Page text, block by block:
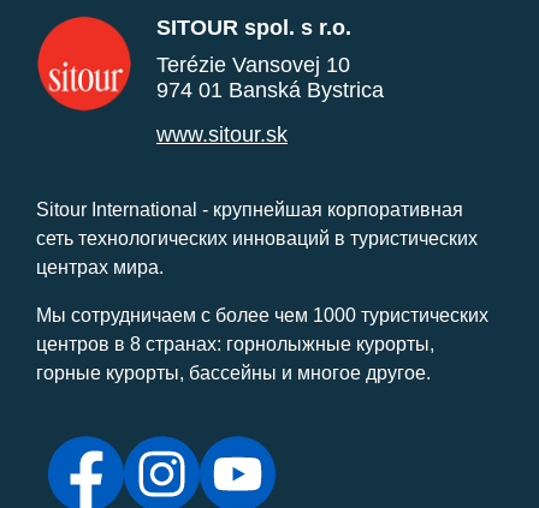
SITOUR spol. s r.o.
Terézie Vansovej 10
974 01 Banská Bystrica
www.sitour.sk
Sitour International - крупнейшая корпоративная
сеть технологических инноваций в туристических
центрах мира.
Мы сотрудничаем с более чем 1000 туристических
центров в 8 странах: горнолыжные курорты,
горные курорты, бассейны и многое другое.